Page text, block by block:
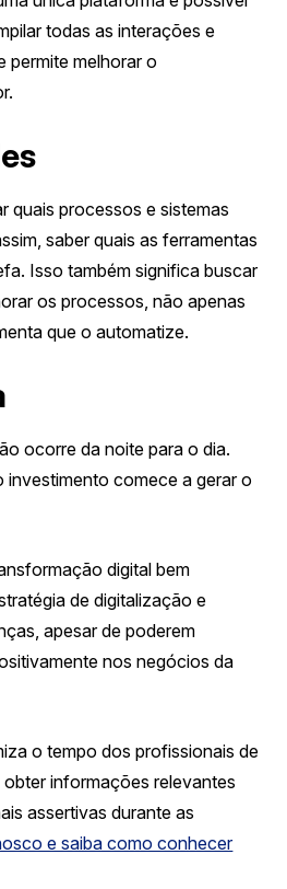
todas as interações e
permite melhorar o
quais processos e sistemas
saber quais as ferramentas
Isso também significa buscar
os processos, não apenas
que o automatize.
ocorre da noite para o dia.
investimento comece a gerar o
digital bem
de digitalização e
apesar de poderem
nos negócios da
o tempo dos profissionais de
informações relevantes
assertivas durante as
e saiba como conhecer